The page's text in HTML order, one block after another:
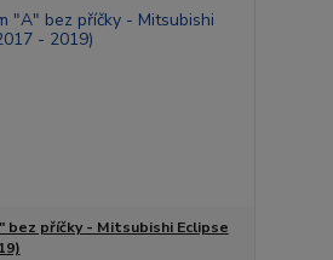
bez příčky - Mitsubishi Eclipse